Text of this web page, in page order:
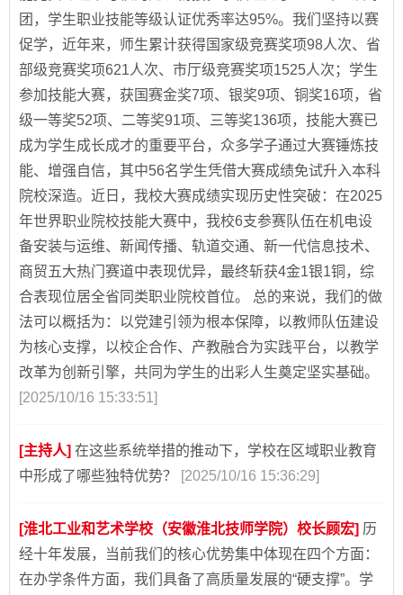
团，学生职业技能等级认证优秀率达95%。我们坚持以赛
促学，近年来，师生累计获得国家级竞赛奖项98人次、省
部级竞赛奖项621人次、市厅级竞赛奖项1525人次；学生
参加技能大赛，获国赛金奖7项、银奖9项、铜奖16项，省
级一等奖52项、二等奖91项、三等奖136项，技能大赛已
成为学生成长成才的重要平台，众多学子通过大赛锤炼技
能、增强自信，其中56名学生凭借大赛成绩免试升入本科
院校深造。近日，我校大赛成绩实现历史性突破：在2025
年世界职业院校技能大赛中，我校6支参赛队伍在机电设
备安装与运维、新闻传播、轨道交通、新一代信息技术、
商贸五大热门赛道中表现优异，最终斩获4金1银1铜，综
合表现位居全省同类职业院校首位。 总的来说，我们的做
法可以概括为：以党建引领为根本保障，以教师队伍建设
为核心支撑，以校企合作、产教融合为实践平台，以教学
改革为创新引擎，共同为学生的出彩人生奠定坚实基础。
[2025/10/16 15:33:51]
[主持人] 在这些系统举措的推动下，学校在区域职业教育
中形成了哪些独特优势？
[2025/10/16 15:36:29]
[淮北工业和艺术学校（安徽淮北技师学院）校长顾宏] 历
经十年发展，当前我们的核心优势集中体现在四个方面：
在办学条件方面，我们具备了高质量发展的“硬支撑”。学